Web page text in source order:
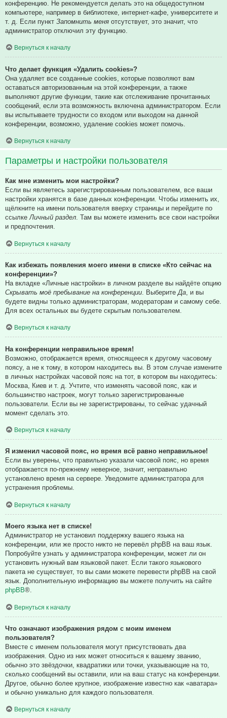
конференцию. Не рекомендуется делать это на общедоступном
компьютере, например в библиотеке, интернет-кафе, университете и
т. д. Если пункт Запомнить меня отсутствует, это значит, что
администратор отключил эту функцию.
Вернуться к началу
Что делает функция «Удалить cookies»?
Она удаляет все созданные cookies, которые позволяют вам
оставаться авторизованным на этой конференции, а также
выполняют другие функции, такие как отслеживание прочитанных
сообщений, если эта возможность включена администратором. Если
вы испытываете трудности со входом или выходом на данной
конференции, возможно, удаление cookies может помочь.
Вернуться к началу
Параметры и настройки пользователя
Как мне изменить мои настройки?
Если вы являетесь зарегистрированным пользователем, все ваши
настройки хранятся в базе данных конференции. Чтобы изменить их,
щёлкните на имени пользователя вверху страницы и перейдите по
ссылке Личный раздел . Там вы можете изменить все свои настройки
и предпочтения.
Вернуться к началу
Как избежать появления моего имени в списке «Кто сейчас на
конференции»?
На вкладке «Личные настройки» в личном разделе вы найдёте опцию
Скрывать моё пребывание на конференции . Выберите Да , и вы
будете видны только администраторам, модераторам и самому себе.
Для всех остальных вы будете скрытым пользователем.
Вернуться к началу
На конференции неправильное время!
Возможно, отображается время, относящееся к другому часовому
поясу, а не к тому, в котором находитесь вы. В этом случае измените
в личных настройках часовой пояс на тот, в котором вы находитесь:
Москва, Киев и т. д. Учтите, что изменять часовой пояс, как и
большинство настроек, могут только зарегистрированные
пользователи. Если вы не зарегистрированы, то сейчас удачный
момент сделать это.
Вернуться к началу
Я изменил часовой пояс, но время всё равно неправильное!
Если вы уверены, что правильно указали часовой пояс, но время
отображается по-прежнему неверное, значит, неправильно
установлено время на сервере. Уведомите администратора для
устранения проблемы.
Вернуться к началу
Моего языка нет в списке!
Администратор не установил поддержку вашего языка на
конференции, или же просто никто не перевёл phpBB на ваш язык.
Попробуйте узнать у администратора конференции, может ли он
установить нужный вам языковой пакет. Если такого языкового
пакета не существует, то вы сами можете перевести phpBB на свой
язык. Дополнительную информацию вы можете получить на сайте
phpBB®.
Вернуться к началу
Что означают изображения рядом с моим именем
пользователя?
Вместе с именем пользователя могут присутствовать два
изображения. Одно из них может относиться к вашему званию,
обычно это звёздочки, квадратики или точки, указывающие на то,
сколько сообщений вы оставили, или на ваш статус на конференции.
Другое, обычно более крупное, изображение известно как «аватара»
и обычно уникально для каждого пользователя.
Вернуться к началу